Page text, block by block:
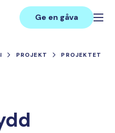
Ge en gåva
PROJEKT
PROJEKTET